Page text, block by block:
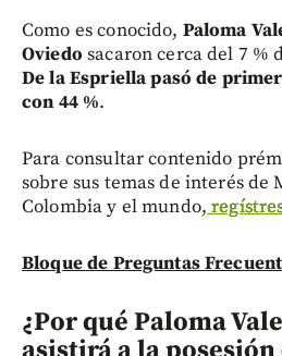
Como es conocido, Paloma
Oviedo sacaron cerca del 7 %
De la Espriella pasó de
con 44 %.
Para consultar contenido
sobre sus temas de interés
Colombia y el mundo,
Bloque de Preguntas
¿Por qué Paloma